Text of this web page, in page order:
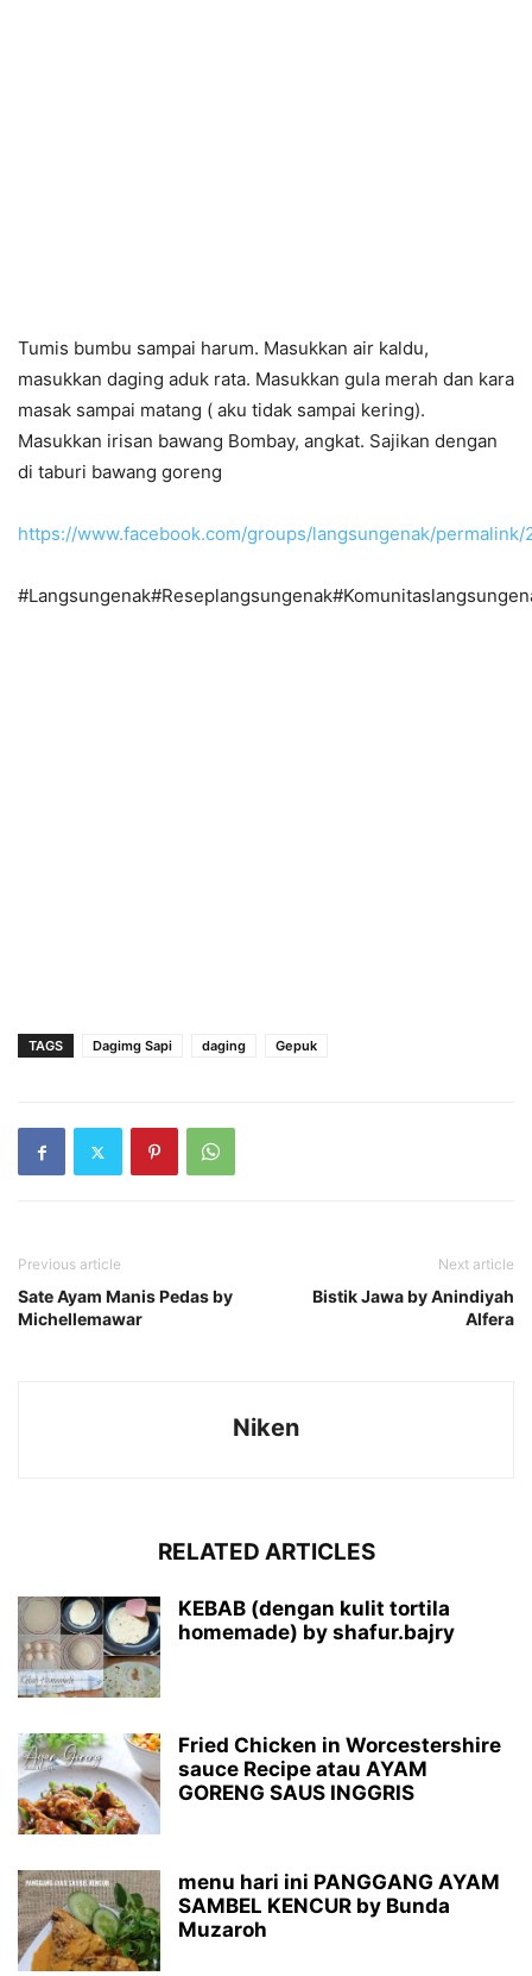
Tumis bumbu sampai harum. Masukkan air kaldu,
masukkan daging aduk rata. Masukkan gula merah dan kara
masak sampai matang ( aku tidak sampai kering).
Masukkan irisan bawang Bombay, angkat. Sajikan dengan
di taburi bawang goreng
https://www.facebook.com/groups/langsungenak/permalink/
TAGS Dagimg Sapi daging Gepuk
Previous article
Sate Ayam Manis Pedas by
Michellemawar
Next article
Bistik Jawa by Anindiyah
Alfera
Niken
RELATED ARTICLES
KEBAB (dengan kulit tortila
homemade) by shafur.bajry
Fried Chicken in Worcestershire
sauce Recipe atau AYAM
GORENG SAUS INGGRIS
menu hari ini PANGGANG AYAM
SAMBEL KENCUR by Bunda
Muzaroh